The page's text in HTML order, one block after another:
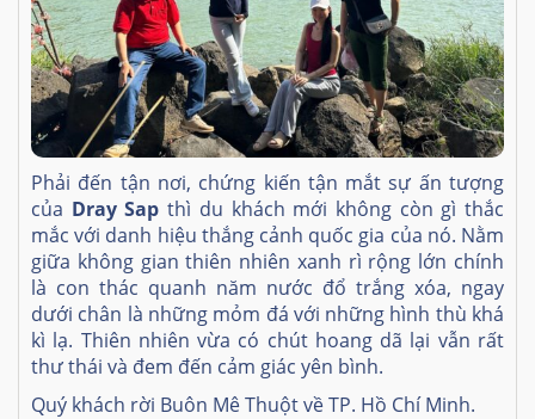
Phải đến tận nơi, chứng kiến tận mắt sự ấn tượng
của Dray Sap thì du khách mới không còn gì thắc
mắc với danh hiệu thắng cảnh quốc gia của nó. Nằm
giữa không gian thiên nhiên xanh rì rộng lớn chính
là con thác quanh năm nước đổ trắng xóa, ngay
dưới chân là những mỏm đá với những hình thù khá
kì lạ. Thiên nhiên vừa có chút hoang dã lại vẫn rất
thư thái và đem đến cảm giác yên bình.
Quý khách rời Buôn Mê Thuột về TP. Hồ Chí Minh.